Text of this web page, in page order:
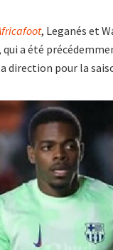
, Leganés et
a été
direction pour la